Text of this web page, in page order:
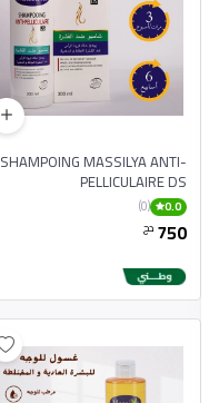
SHAMPOING MASSILYA ANTI-
PELLICULAIRE DS
0.0
(0)
750 دج